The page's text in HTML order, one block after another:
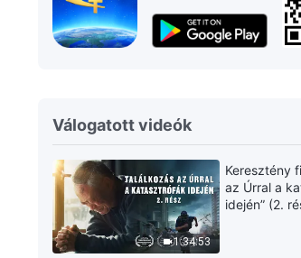
Keresztény tánc
népe teljes
5:00
Keresztény tánc
emberi faj
ének)
Válogatott videók
1:34:53
Keresztény
az Úrral a
idején” (2.